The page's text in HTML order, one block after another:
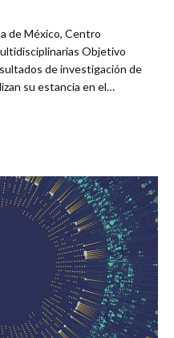
de México, Centro
Objetivo
de investigación de
su estancia en el…